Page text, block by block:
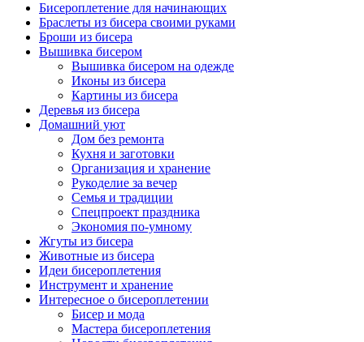
Бисероплетение для начинающих
Браслеты из бисера своими руками
Броши из бисера
Вышивка бисером
Вышивка бисером на одежде
Иконы из бисера
Картины из бисера
Деревья из бисера
Домашний уют
Дом без ремонта
Кухня и заготовки
Организация и хранение
Рукоделие за вечер
Семья и традиции
Спецпроект праздника
Экономия по-умному
Жгуты из бисера
Животные из бисера
Идеи бисероплетения
Инструмент и хранение
Интересное о бисероплетении
Бисер и мода
Мастера бисероплетения